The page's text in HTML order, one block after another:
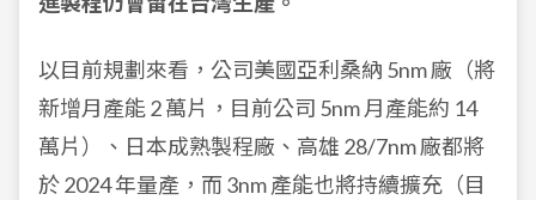
以目前規劃來看，公司美國亞利桑納 5nm 廠（將
新增月產能 2 萬片，目前公司 5nm 月產能約 14
萬片）、日本成熟製程廠、高雄 28/7nm 廠都將
於 2024 年量產，而 3nm 產能也將持續擴充（目